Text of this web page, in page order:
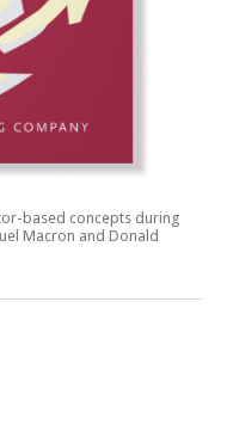
based concepts during
Macron and Donald